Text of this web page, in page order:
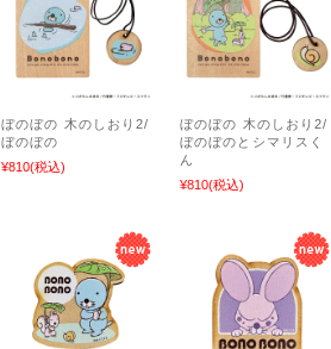
ぼのぼの 木のしおり2/
ぼのぼの
¥810(税込)
ぼのぼの 木のしおり2/
ぼのぼのとシマリスく
ん
¥810(税込)